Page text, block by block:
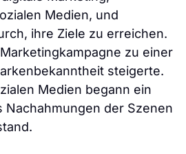
Medien, und
ihre Ziele zu erreichen.
zu einer
steigerte.
Medien begann ein
Nachahmungen der Szenen